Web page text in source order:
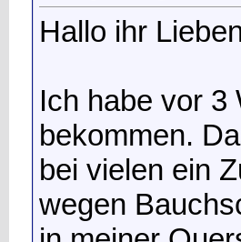
Hallo ihr
Ich habe vor 3
bekommen.
bei vielen ein
wegen